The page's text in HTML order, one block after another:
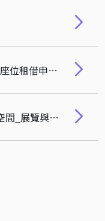
08.台積館602專任助理辦公室座位租借申請表
09. 國立清華大學台積館公共空間_展覽與管理辦法